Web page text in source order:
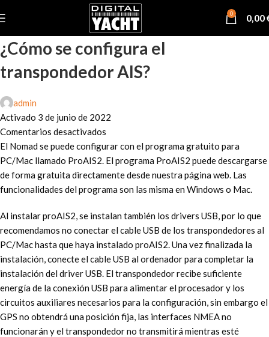
0 0,00
¿Cómo se configura el
transpondedor AIS?
admin
Activado 3 de junio de 2022
Comentarios desactivados
El Nomad se puede configurar con el programa gratuito para
PC/Mac llamado ProAIS2. El programa ProAIS2 puede descargarse
de forma gratuita directamente desde nuestra página web. Las
funcionalidades del programa son las misma en Windows o Mac.
Al instalar proAIS2, se instalan también los drivers USB, por lo que
recomendamos no conectar el cable USB de los transpondedores al
PC/Mac hasta que haya instalado proAIS2. Una vez finalizada la
instalación, conecte el cable USB al ordenador para completar la
instalación del driver USB. El transpondedor recibe suficiente
energía de la conexión USB para alimentar el procesador y los
circuitos auxiliares necesarios para la configuración, sin embargo el
GPS no obtendrá una posición fija, las interfaces NMEA no
funcionarán y el transpondedor no transmitirá mientras esté